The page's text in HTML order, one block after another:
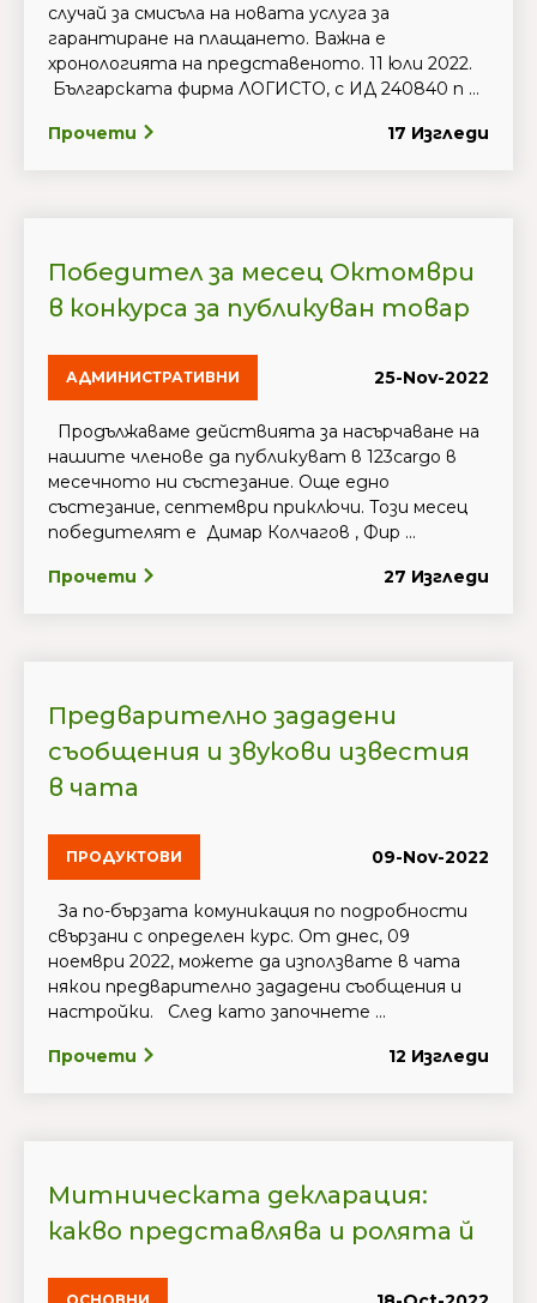
случай за смисъла на новата услуга за
гарантиране на плащането. Важна е
хронологията на представеното. 11 юли 2022.
Българската фирма ЛОГИСТО, с ИД 240840 п ...
Прочети 17 Изгледи
Победител за месец Октомври
в конкурса за публикуван товар
АДМИНИСТРАТИВНИ 25-Nov-2022
Продължаваме действията за насърчаване на
нашите членове да публикуват в 123cargo в
месечното ни състезание. Още едно
състезание, септември приключи. Този месец
победителят е Димар Колчагов , Фир ...
Прочети 27 Изгледи
Предварително зададени
съобщения и звукови известия
в чата
ПРОДУКТОВИ 09-Nov-2022
За по-бързата комуникация по подробности
свързани с определен курс. Oт днес, 09
ноември 2022, можете да използвате в чата
някои предварително зададени съобщения и
настройки. След като започнете ...
Прочети 12 Изгледи
Митническата декларация:
какво представлява и ролята й